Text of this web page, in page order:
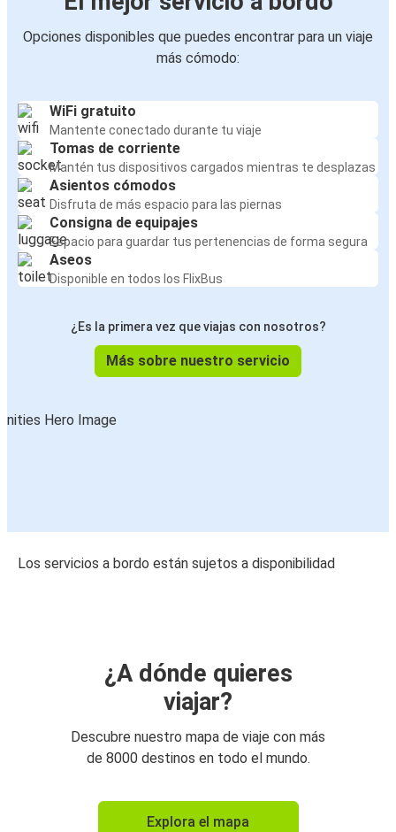
Opciones disponibles que puedes encontrar para un viaje
más cómodo:
WiFi gratuito
Mantente conectado durante tu viaje
Tomas de corriente
Mantén tus dispositivos cargados mientras te desplazas
Asientos cómodos
Disfruta de más espacio para las piernas
Consigna de equipajes
Espacio para guardar tus pertenencias de forma segura
Aseos
Disponible en todos los FlixBus
¿Es la primera vez que viajas con nosotros?
Más sobre nuestro servicio
Los servicios a bordo están sujetos a disponibilidad
¿A dónde quieres
viajar?
Descubre nuestro mapa de viaje con más
de 8000 destinos en todo el mundo.
Explora el mapa